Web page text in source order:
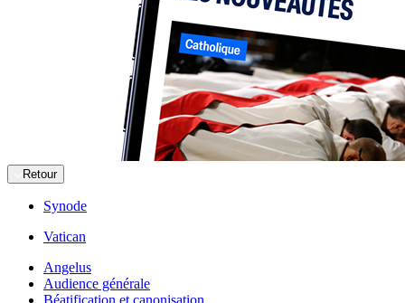
Retour
Synode
Vatican
Angelus
Audience générale
Béatification et canonisation